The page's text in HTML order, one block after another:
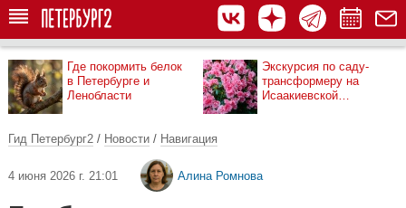
Где покормить белок
в Петербурге и
Ленобласти
Экскурсия по саду-
трансформеру на
Исаакиевской
Гид Петербург2 / Новости / Навигация
4 июня 2026 г. 21:01 Алина Ромнова